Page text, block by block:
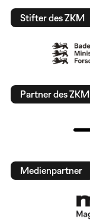
Stifter des ZKM
Partner des ZKM
Medienpartner